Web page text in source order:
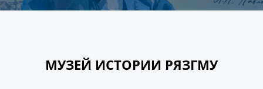
МУЗЕЙ ИСТОРИИ РЯЗГМУ